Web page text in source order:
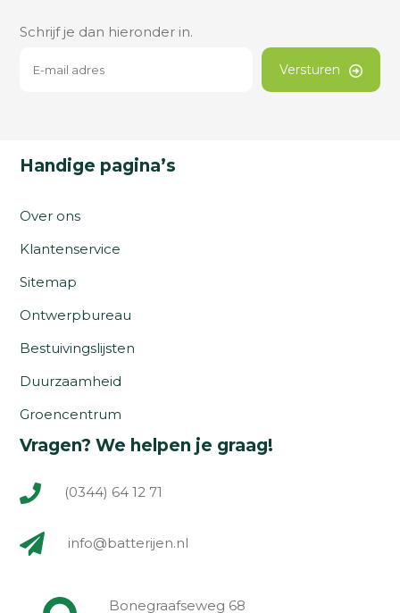
Schrijf je dan hieronder in.
Versturen
Handige pagina’s
Over ons
Klantenservice
Sitemap
Ontwerpbureau
Bestuivingslijsten
Duurzaamheid
Groencentrum
Vragen? We helpen je graag!
(0344) 64 12 71
info@batterijen.nl
Bonegraafseweg 68